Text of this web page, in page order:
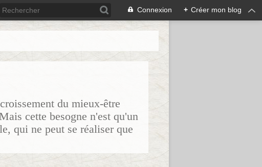
Connexion + Créer mon blog
du mieux-être
cette besogne n'est qu'un
qui ne peut se réaliser que